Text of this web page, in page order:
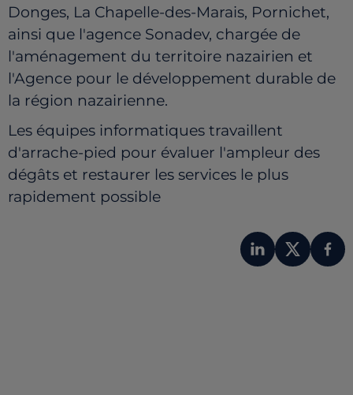
Donges, La Chapelle-des-Marais, Pornichet,
ainsi que l'agence Sonadev, chargée de
l'aménagement du territoire nazairien et
l'Agence pour le développement durable de
la région nazairienne.
Les équipes informatiques travaillent
d'arrache-pied pour évaluer l'ampleur des
dégâts et restaurer les services le plus
rapidement possible